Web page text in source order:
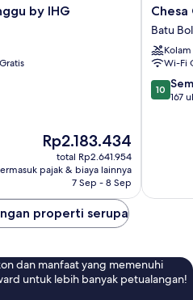
by IHG
Harga
sekarang
Rp2.183.434
Rp2.183.434
total Rp2.641.954
pajak & biaya lainnya
7 Sep - 8 Sep
Chesa
Canggu
Batu
Bolong
Chesa
Batu
Wi-Fi
10.0
dari
10
167
properti serupa
dan manfaat yang memenuhi
untuk lebih banyak petualangan!